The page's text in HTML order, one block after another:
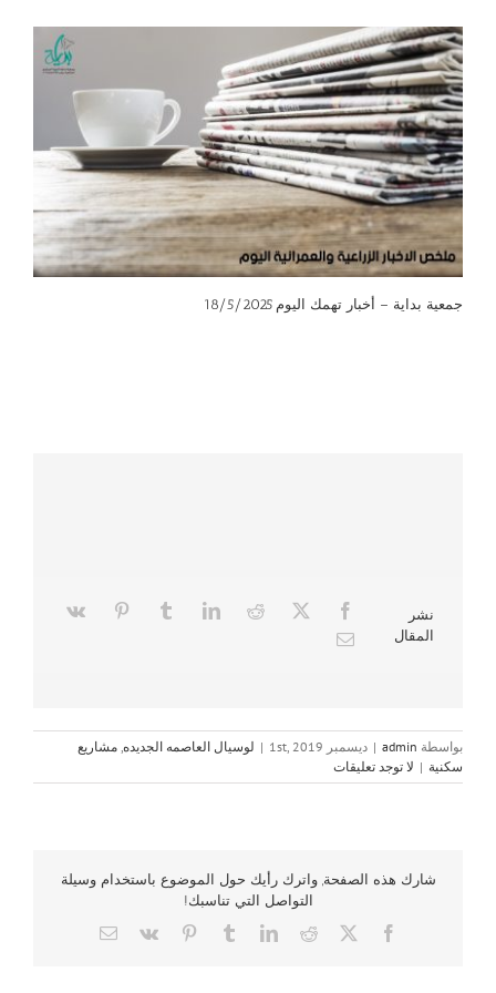
جمعية بداية – أخبار تهمك اليوم 18/5/2025
نشر
المقال
بواسطة admin
| ديسمبر 1st, 2019 | لوسيال العاصمه الجديده, مشاريع
سكنية | لا توجد تعليقات
شارك هذه الصفحة, واترك رأيك حول الموضوع باستخدام وسيلة
التواصل التي تناسبك!
Facebook
X
Reddit
LinkedIn
Tumblr
Pinterest
Vk
Email